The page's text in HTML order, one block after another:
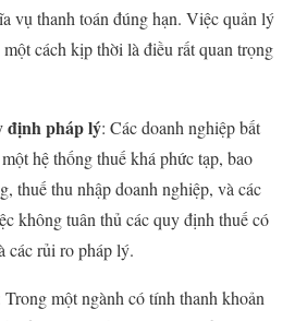
vụ thanh toán đúng hạn. Việc quản lý
cách kịp thời là điều rất quan trọng
định pháp lý: Các doanh nghiệp bất
hệ thống thuế khá phức tạp, bao
thuế thu nhập doanh nghiệp, và các
không tuân thủ các quy định thuế có
các rủi ro pháp lý.
Trong một ngành có tính thanh khoản